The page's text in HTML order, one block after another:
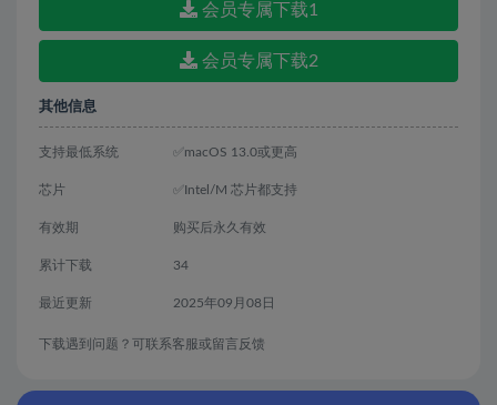
会员专属下载1
会员专属下载2
其他信息
支持最低系统 ✅macOS 13.0或更高
芯片 ✅Intel/M 芯片都支持
有效期 购买后永久有效
累计下载 34
最近更新 2025年09月08日
下载遇到问题？可联系客服或留言反馈